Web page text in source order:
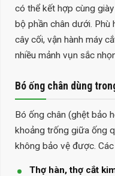
nhiều nhu cầu sử dụng khác
có thể kết hợp cùng
bộ phần chân dưới. Phù
cây cối, vận hành máy
nhiều mảnh vụn sắc
Bó ống chân dùng
Bó ống chân (ghệt bảo
khoảng trống giữa ống
không bảo vệ được.
Thợ hàn, thợ cắt